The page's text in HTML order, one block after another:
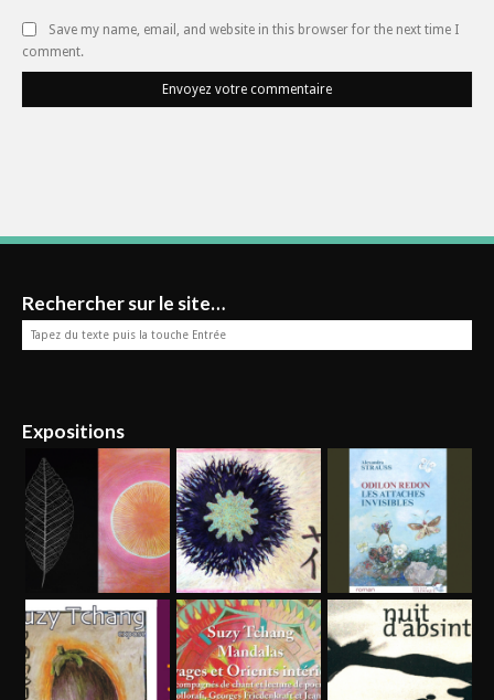
Save my name, email, and website in this browser for the next time I
comment.
Envoyez votre commentaire
Rechercher sur le site…
Expositions